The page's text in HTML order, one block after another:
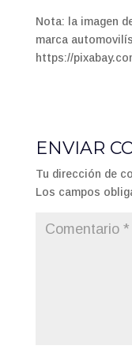
Nota: la imagen
marca
https://
ENVIAR
Tu dirección de
Los campos